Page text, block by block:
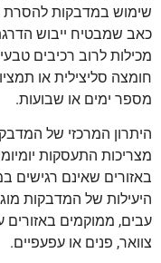
שימוש במדבקות להסרת
כאב שמבטיח ייבוש
מכילות לרוב רכיבים
חומצה סליצילית או
מספר ימים או שבועות.
היתרון המרכזי של
מצריכות התעסקות
באזורים שאינם רגישים
היעילות של המדבקות
עבים, ממוקמים באזורים
צוואר, פנים או עפעפיים.